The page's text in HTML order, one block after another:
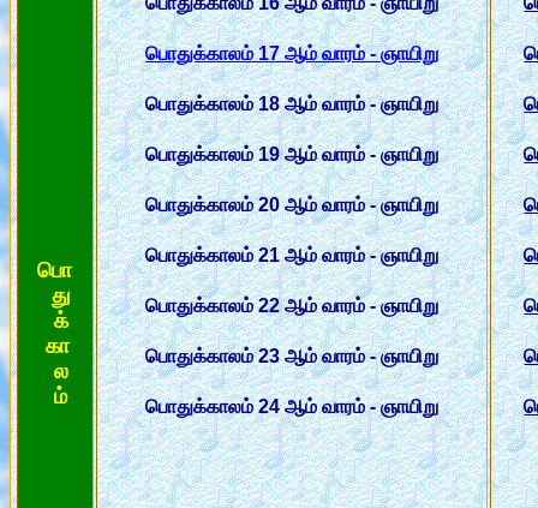
பொ
து
க்
கா
ல
ம்
பொதுக்காலம் 17 ஆம் வாரம் - ஞாயிறு
பொதுக்காலம் 18 ஆம் வாரம் - ஞாயிறு
பொதுக்காலம் 19 ஆம் வாரம் - ஞாயிறு
பொதுக்காலம் 20 ஆம் வாரம் - ஞாயிறு
பொதுக்காலம் 21 ஆம் வாரம் - ஞாயிறு
பொதுக்காலம் 22 ஆம் வாரம் - ஞாயிறு
பொதுக்காலம் 23 ஆம் வாரம் - ஞாயிறு
பொதுக்காலம் 24 ஆம் வாரம் - ஞாயிறு